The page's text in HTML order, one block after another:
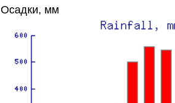
Осадки, мм